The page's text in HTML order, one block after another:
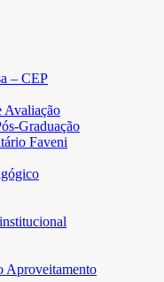
– CEP
Avaliação
Graduação
Faveni
Aproveitamento